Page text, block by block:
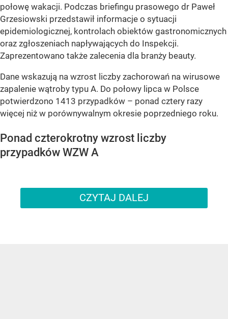
połowę wakacji. Podczas briefingu prasowego dr Paweł
Grzesiowski przedstawił informacje o sytuacji
epidemiologicznej, kontrolach obiektów gastronomicznych
oraz zgłoszeniach napływających do Inspekcji.
Zaprezentowano także zalecenia dla branży beauty.
Dane wskazują na wzrost liczby zachorowań na wirusowe
zapalenie wątroby typu A. Do połowy lipca w Polsce
potwierdzono 1413 przypadków – ponad cztery razy
więcej niż w porównywalnym okresie poprzedniego roku.
Ponad czterokrotny wzrost liczby
przypadków WZW A
CZYTAJ DALEJ